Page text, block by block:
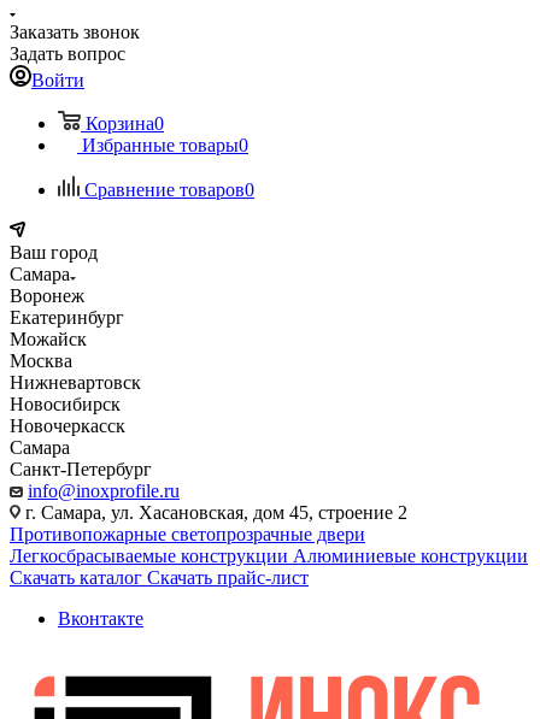
Заказать звонок
Задать вопрос
Войти
Корзина0
Избранные товары0
Сравнение товаров0
Ваш город
Самара
Воронеж
Екатеринбург
Можайск
Москва
Нижневартовск
Новосибирск
Новочеркасск
Самара
Санкт-Петербург
info@inoxprofile.ru
г. Самара, ул. Хасановская, дом 45, строение 2
Противопожарные светопрозрачные двери
Легкосбрасываемые конструкции Алюминиевые конструкции
Скачать каталог Скачать прайс-лист
Вконтакте